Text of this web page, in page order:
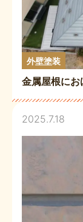
外壁塗装
金属屋根にお
2025.7.18